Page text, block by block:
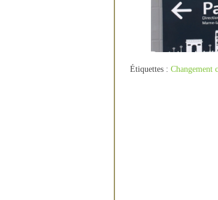
Étiquettes : Changement